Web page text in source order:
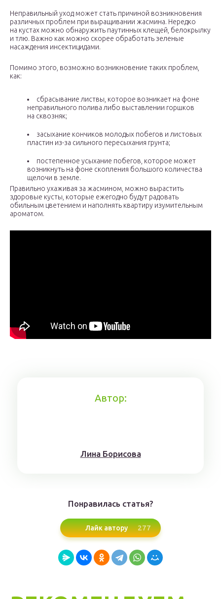
Неправильный уход может стать причиной возникновения
различных проблем при выращивании жасмина. Нередко
на кустах можно обнаружить паутинных клещей, белокрылку
и тлю. Важно как можно скорее обработать зеленые
насаждения инсектицидами.
Помимо этого, возможно возникновение таких проблем,
как:
сбрасывание листвы, которое возникает на фоне
неправильного полива либо выставлении горшков
на сквозняк;
засыхание кончиков молодых побегов и листовых
пластин из-за сильного пересыхания грунта;
постепенное усыхание побегов, которое может
возникнуть на фоне скопления большого количества
щелочи в земле.
Правильно ухаживая за жасмином, можно вырастить
здоровые кусты, которые ежегодно будут радовать
обильным цветением и наполнять квартиру изумительным
ароматом.
Автор:
Лина Борисoвa
Понравилась статья?
Лайк автору 277